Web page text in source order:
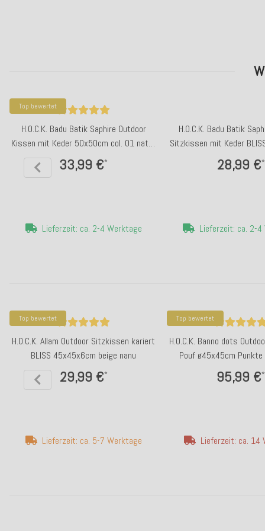
Top bewertet
H.O.C.K. Badu Batik Saphire Outdoor
Kissen mit Keder 50x50cm col. 01 natur
beige
33,99 €*
Lieferzeit: ca. 2-4 Werktage
H.O.C.K. Badu Batik
Sitzkissen mit Keder
col. 01 natur
28,99 €*
Lieferzeit: ca. 2-4
Top bewertet
H.O.C.K. Allam Outdoor Sitzkissen kariert
BLISS 45x45x6cm beige nanu
29,99 €*
Lieferzeit: ca. 5-7 Werktage
Top bewertet
H.O.C.K. Banno dots
Pouf ø45x45cm Punkte
95,99 €*
Lieferzeit: ca. 14